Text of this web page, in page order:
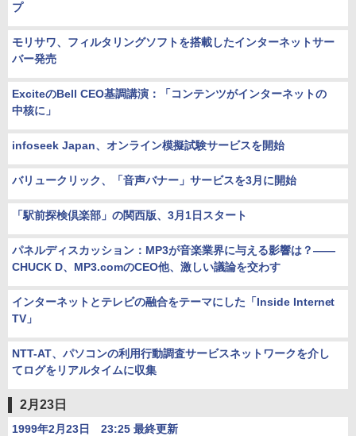
プ
モリサワ、フィルタリングソフトを搭載したインターネットサー
バー発売
ExciteのBell CEO基調講演：「コンテンツがインターネットの
中核に」
infoseek Japan、オンライン模擬試験サービスを開始
バリュークリック、「音声バナー」サービスを3月に開始
「駅前探検倶楽部」の関西版、3月1日スタート
パネルディスカッション：MP3が音楽業界に与える影響は？――
CHUCK D、MP3.comのCEO他、激しい議論を交わす
インターネットとテレビの融合をテーマにした「Inside Internet
TV」
NTT-AT、パソコンの利用行動調査サービスネットワークを介し
てログをリアルタイムに収集
2月23日
1999年2月23日 23:25 最終更新